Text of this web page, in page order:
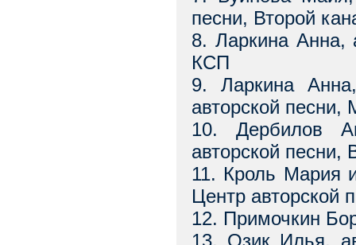
песни, Второй
8. Ларкина Анна,
КСП
9. Ларкина
авторской
10. Дербилов
авторской
11. Кроль Мария
Центр авторской
12. Примочкин
13. Озик Илья,